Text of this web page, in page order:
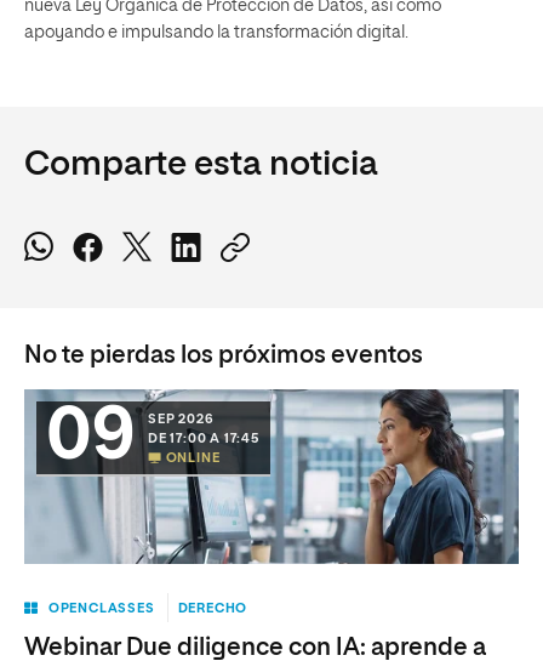
nueva Ley Orgánica de Protección de Datos, así como
apoyando e impulsando la transformación digital.
Comparte esta noticia
No te pierdas los próximos eventos
09
SEP 2026
DE 17:00 A 17:45
ONLINE
OPENCLASSES DERECHO
Webinar Due diligence con IA: aprende a